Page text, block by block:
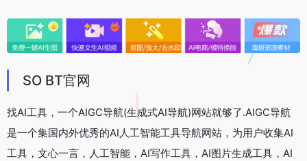
SO BT官网
找AI工具，一个AIGC导航(生成式AI导航)网站就够了.AIGC导航
是一个集国内外优秀的AI人工智能工具导航网站，为用户收集AI
工具，文心一言，人工智能，AI写作工具，AI图片生成工具，AI